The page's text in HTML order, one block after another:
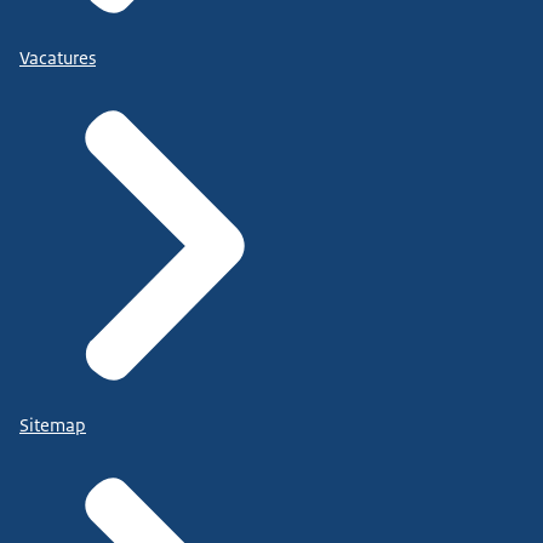
Vacatures
Sitemap